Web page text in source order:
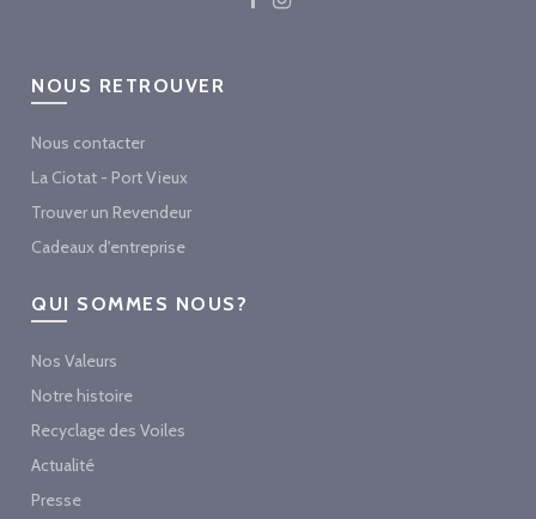
NOUS RETROUVER
Nous contacter
La Ciotat - Port Vieux
Trouver un Revendeur
Cadeaux d'entreprise
QUI SOMMES NOUS?
Nos Valeurs
Notre histoire
Recyclage des Voiles
Actualité
Presse